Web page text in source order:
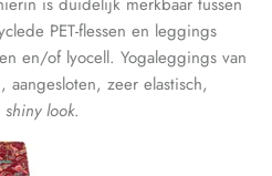
PET-flessen en leggings
en/of lyocell. Yogaleggings van
zeer elastisch,
shiny look.